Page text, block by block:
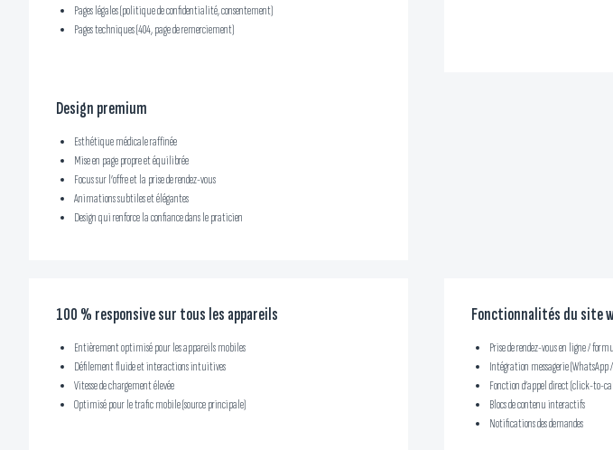
Pages légales (politique de confidentialité, consentement)
Pages techniques (404, page de remerciement)
Design premium
Esthétique médicale raffinée
Mise en page propre et équilibrée
Focus sur l’offre et la prise de rendez-vous
Animations subtiles et élégantes
Design qui renforce la confiance dans le praticien
100 % responsive sur tous les appareils
Entièrement optimisé pour les appareils mobiles
Défilement fluide et interactions intuitives
Vitesse de chargement élevée
Optimisé pour le trafic mobile (source principale)
Fonctionnalités du site
Prise de rendez-vous en ligne /
Intégration messagerie (WhatsApp
Fonction d’appel direct (click-to-
Blocs de contenu interactifs
Notifications des demandes